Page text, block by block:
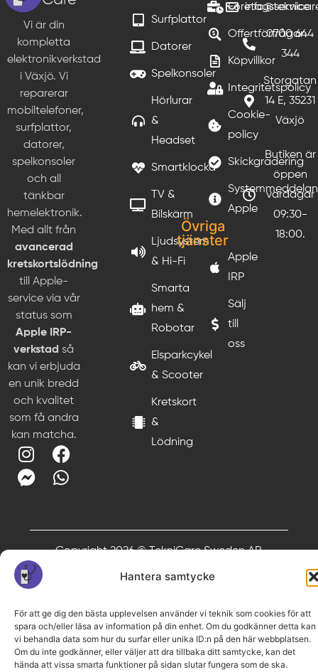
Hantera samtycke
För att ge dig den bästa upplevelsen använder vi teknik som cookies för att
spara och/eller läsa av information på din enhet. Om du godkänner detta kan
vi behandla data som hur du surfar eller unika ID:n på den här webbplatsen.
Om du inte godkänner, eller väljer att dra tillbaka ditt samtycke, kan det
hända att vissa smarta funktioner på sidan slutar fungera som de ska.
Vi är din
kompletta
elektronikverkstad
i Växjö. Vi
reparerar
mobiltelefoner,
surfplattor,
datorer,
spelkonsoler
och all
tänkbar
hemelektronik.
Med allt från
avancerad
kretskortslödning
till Apple-
service via vår
status som
Apple IRP-
verkstad så
kan vi erbjuda
en unik bredd
och kvalitet
som få andra
kan matcha.
Surfplattor
Datorer
Spelkonsoler
Hörlurar
&
Headset
Smartklocka
TV &
Bilskärm
Ljudsystem
& Hi-Fi
Smarta
hem &
Robotar
Elsparkcykel
& Scooter
Kretskort
&
Lödning
Företagsservice
Offertförfrågan
Köpvillkor
Integritetspolicy
Cookie-
policy
Skickgradering
Apple
Övriga
tjänster
Apple
IRP
Sälj
till
oss
0700 644
344
Storgatan
14 E, 35231
Växjö
Butiken är
öppen
vardagar
09:30-
18:00.
Copyright 2026 © TekniCare Sweden AB